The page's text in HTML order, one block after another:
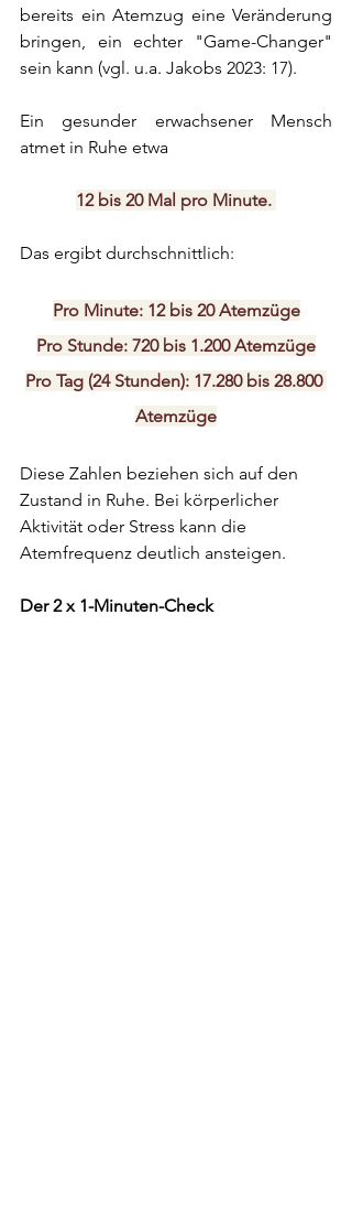
bereits ein Atemzug eine Veränderung
bringen, ein echter "Game-Changer"
sein kann (vgl. u.a. Jakobs 2023: 17).
Ein gesunder erwachsener Mensch
atmet in Ruhe etwa
12 bis 20 Mal pro Minute.
Das ergibt durchschnittlich:
Pro Minute: 12 bis 20 Atemzüge
Pro Stunde: 720 bis 1.200 Atemzüge
Pro Tag (24 Stunden): 17.280 bis 28.800
Atemzüge
Diese Zahlen beziehen sich auf den
Zustand in Ruhe. Bei körperlicher
Aktivität oder Stress kann die
Atemfrequenz deutlich ansteigen.
Der 2 x 1-Minuten-Check